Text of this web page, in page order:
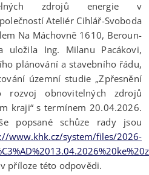
zdrojů energie v
Ateliér Cihlář-Svoboda
Na Máchovně 1610, Beroun-
Ing. Milanu Pacákovi,
plánování a stavebního řádu,
územní studie „Zpřesnění
rozvoj obnovitelných zdrojů
kraji“ s termínem 20.04.2026.
popsané schůze rady jsou
www.khk.cz/system/files/2026-
příloze této odpovědi.